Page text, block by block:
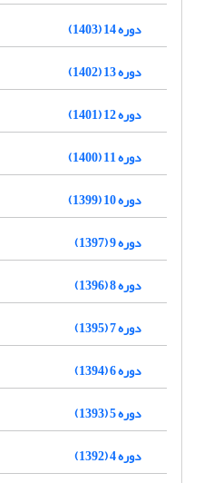
دوره 14 (1403)
دوره 13 (1402)
دوره 12 (1401)
دوره 11 (1400)
دوره 10 (1399)
دوره 9 (1397)
دوره 8 (1396)
دوره 7 (1395)
دوره 6 (1394)
دوره 5 (1393)
دوره 4 (1392)